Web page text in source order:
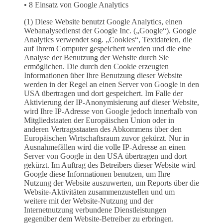
• 8 Einsatz von Google Analytics
(1) Diese Website benutzt Google Analytics, einen
Webanalysedienst der Google Inc. („Google“). Google
Analytics verwendet sog. „Cookies“, Textdateien, die
auf Ihrem Computer gespeichert werden und die eine
Analyse der Benutzung der Website durch Sie
ermöglichen. Die durch den Cookie erzeugten
Informationen über Ihre Benutzung dieser Website
werden in der Regel an einen Server von Google in den
USA übertragen und dort gespeichert. Im Falle der
Aktivierung der IP-Anonymisierung auf dieser Website,
wird Ihre IP-Adresse von Google jedoch innerhalb von
Mitgliedstaaten der Europäischen Union oder in
anderen Vertragsstaaten des Abkommens über den
Europäischen Wirtschaftsraum zuvor gekürzt. Nur in
Ausnahmefällen wird die volle IP-Adresse an einen
Server von Google in den USA übertragen und dort
gekürzt. Im Auftrag des Betreibers dieser Website wird
Google diese Informationen benutzen, um Ihre
Nutzung der Website auszuwerten, um Reports über die
Website-Aktivitäten zusammenzustellen und um
weitere mit der Website-Nutzung und der
Internetnutzung verbundene Dienstleistungen
gegenüber dem Website-Betreiber zu erbringen.